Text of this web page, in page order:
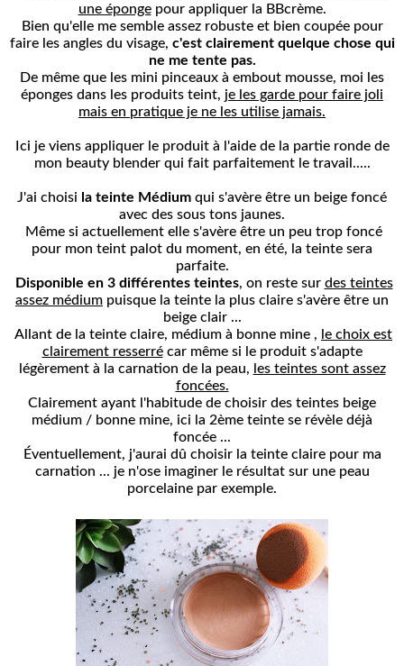
une épongepour appliquer la BBcrème.
Bien qu'elle me semble assez robuste et bien coupée pour
faire les angles du visage, c'est clairement quelque chose qui
ne me tente pas.
De même que les mini pinceaux à embout mousse, moi les
éponges dans les produits teint, je les garde pour faire joli
mais en pratique je ne les utilise jamais.
Ici je viens appliquer le produit à l'aide de la partie ronde de
mon beauty blender qui fait parfaitement le travail.....
J'ai choisi la teinte Médium qui s'avère être un beige foncé
avec des sous tons jaunes.
Même si actuellement elle s'avère être un peu trop foncé
pour mon teint palot du moment, en été, la teinte sera
parfaite.
Disponible en 3 différentes teintes, on reste sur des teintes
assez médium puisque la teinte la plus claire s'avère être un
beige clair ...
Allant de la teinte claire, médium à bonne mine , le choix est
clairement resserrécar même si le produit s'adapte
légèrement à la carnation de la peau, les teintes sont assez
foncées.
Clairement ayant l'habitude de choisir des teintes beige
médium / bonne mine, ici la 2ème teinte se révèle déjà
foncée ...
Éventuellement, j'aurai dû choisir la teinte claire pour ma
carnation ... je n'ose imaginer le résultat sur une peau
porcelaine par exemple.